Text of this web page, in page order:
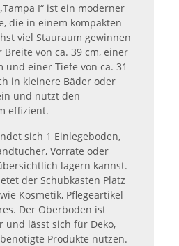
I“ ist ein moderner
die in einem kompakten
viel Stauraum gewinnen
von ca. 39 cm, einer
und einer Tiefe von ca. 31
in kleinere Bäder oder
und nutzt den
effizient.
sich 1 Einlegeboden,
Vorräte oder
lagern kannst.
der Schubkasten Platz
Kosmetik, Pflegeartikel
Der Oberboden ist
und lässt sich für Deko,
Produkte nutzen.